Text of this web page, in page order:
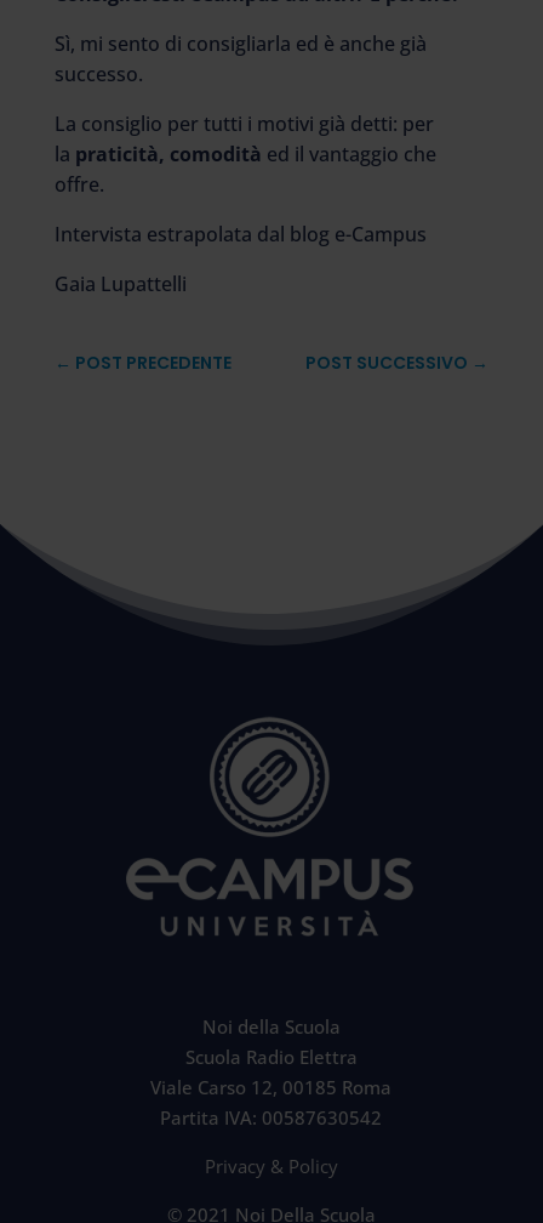
Sì, mi sento di consigliarla ed è anche già
successo.
La consiglio per tutti i motivi già detti: per
la praticità, comodità ed il vantaggio che
offre.
Intervista estrapolata dal blog e-Campus
Gaia Lupattelli
← POST PRECEDENTE POST SUCCESSIVO →
Noi della Scuola
Scuola Radio Elettra
Viale Carso 12, 00185 Roma
Partita IVA: 00587630542
Privacy & Policy
© 2021 Noi Della Scuola